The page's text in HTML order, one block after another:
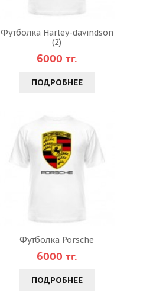
Футболка Harley-davindson
(2)
6000 тг.
ПОДРОБНЕЕ
Футболка Porsche
6000 тг.
ПОДРОБНЕЕ